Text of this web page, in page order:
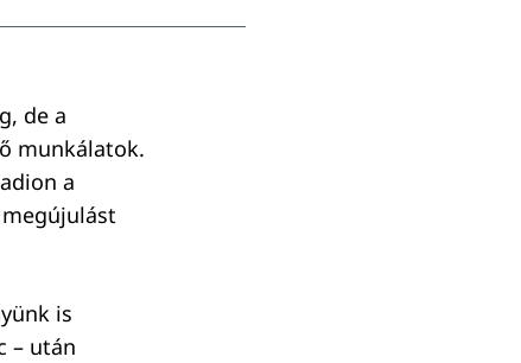
de a
munkálatok.
a
is
– után